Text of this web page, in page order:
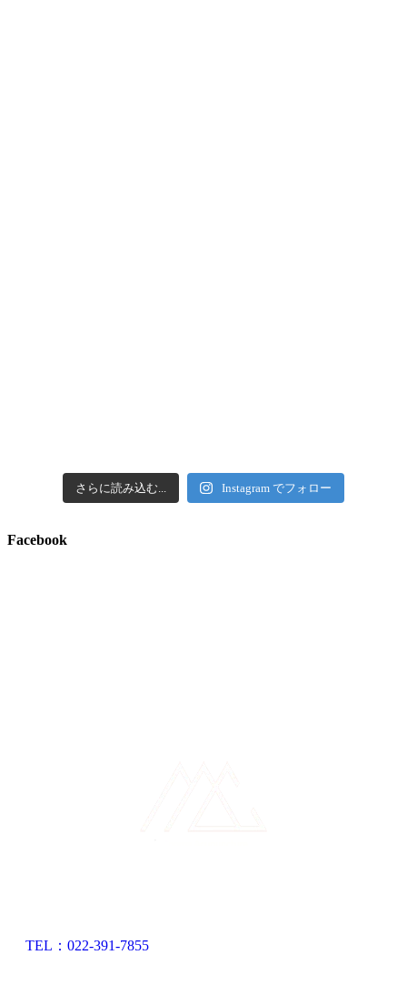
さらに読み込む... Instagram でフォロー
Facebook
TEL：022-391-7855